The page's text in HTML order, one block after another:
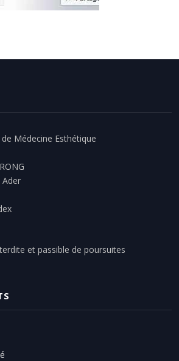
Médecine Esthétique
Ader
et passible de poursuites